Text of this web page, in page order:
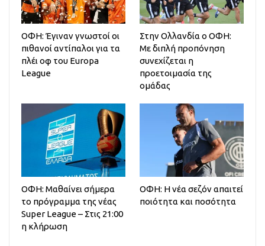
ΟΦΗ: Έγιναν γνωστοί οι
πιθανοί αντίπαλοι για τα
πλέι οφ του Europa
League
Στην Ολλανδία ο ΟΦΗ:
Mε διπλή προπόνηση
συνεχίζεται η
προετοιμασία της
ομάδας
ΟΦΗ: Μαθαίνει σήμερα
το πρόγραμμα της νέας
Super League – Στις 21:00
η κλήρωση
ΟΦΗ: Η νέα σεζόν απαιτεί
ποιότητα και ποσότητα